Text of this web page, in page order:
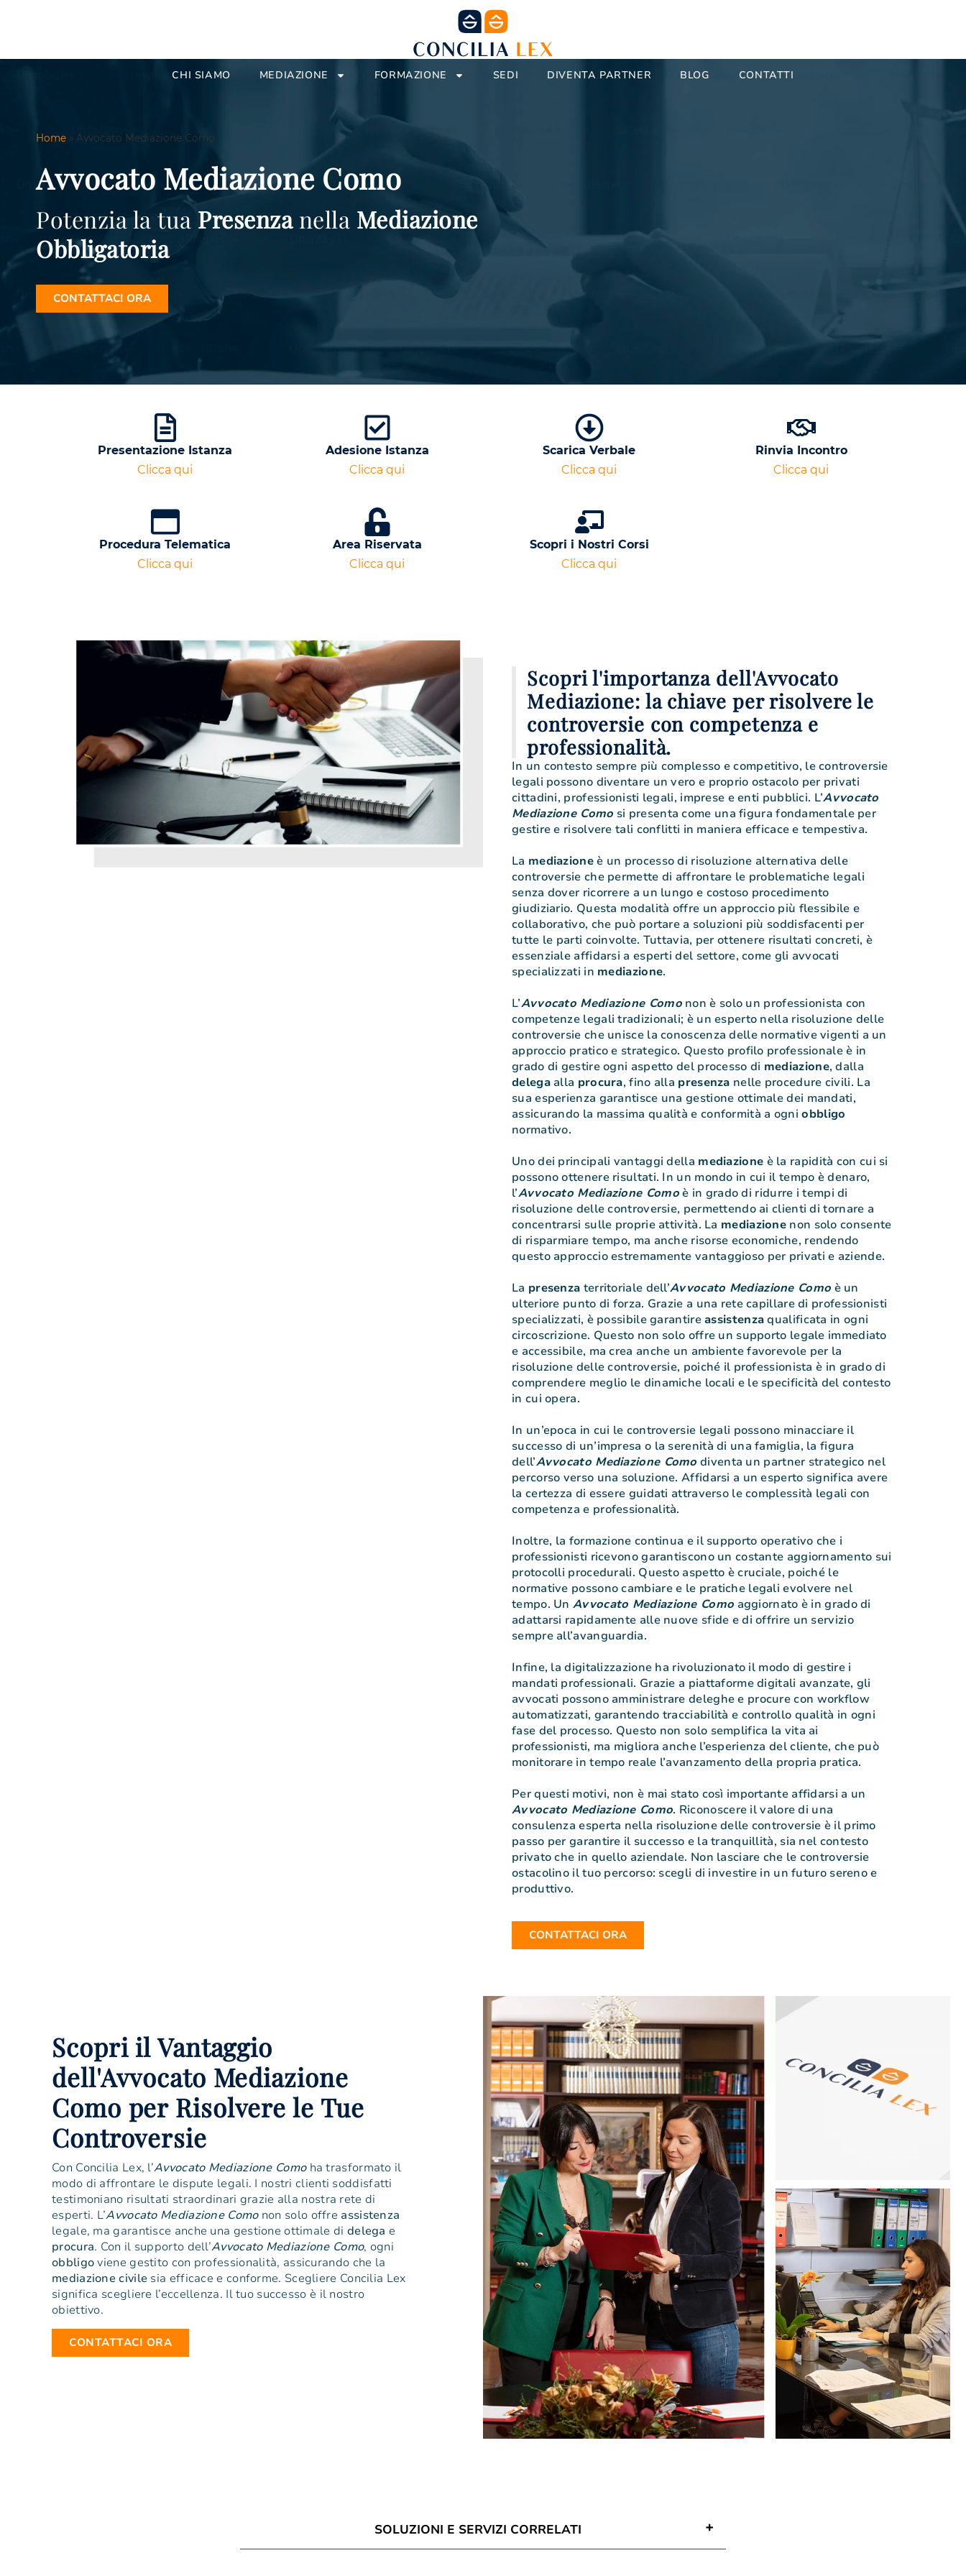
CHI SIAMO MEDIAZIONE FORMAZIONE SEDI DIVENTA PARTNER BLOG CONTATTI
Home » Avvocato Mediazione Como
Avvocato Mediazione Como
Potenzia la tua Presenzanella Mediazione
Obbligatoria
CONTATTACI ORA
Presentazione Istanza
Clicca qui
Adesione Istanza
Clicca qui
Scarica Verbale
Clicca qui
Rinvia Incontro
Clicca qui
Procedura Telematica
Clicca qui
Area Riservata
Clicca qui
Scopri i Nostri Corsi
Clicca qui
Scopri l'importanza dell'Avvocato
Mediazione: la chiave per risolvere le
controversie con competenza e
professionalità.
In un contesto sempre più complesso e competitivo, le controversie
legali possono diventare un vero e proprio ostacolo per privati
cittadini, professionisti legali, imprese e enti pubblici. L’Avvocato
Mediazione Como si presenta come una figura fondamentale per
gestire e risolvere tali conflitti in maniera efficace e tempestiva.
La mediazioneè un processo di risoluzione alternativa delle
controversie che permette di affrontare le problematiche legali
senza dover ricorrere a un lungo e costoso procedimento
giudiziario. Questa modalità offre un approccio più flessibile e
collaborativo, che può portare a soluzioni più soddisfacenti per
tutte le parti coinvolte. Tuttavia, per ottenere risultati concreti, è
essenziale affidarsi a esperti del settore, come gli avvocati
specializzati in mediazione.
L’Avvocato Mediazione Comonon è solo un professionista con
competenze legali tradizionali; è un esperto nella risoluzione delle
controversie che unisce la conoscenza delle normative vigenti a un
approccio pratico e strategico. Questo profilo professionale è in
grado di gestire ogni aspetto del processo di mediazione, dalla
delegaalla procura, fino alla presenza nelle procedure civili. La
sua esperienza garantisce una gestione ottimale dei mandati,
assicurando la massima qualità e conformità a ogniobbligo
normativo.
Uno dei principali vantaggi della mediazione è la rapidità con cui si
possono ottenere risultati. In un mondo in cui il tempo è denaro,
l’Avvocato Mediazione Comoè in grado di ridurre i tempi di
risoluzione delle controversie, permettendo ai clienti di tornare a
concentrarsi sulle proprie attività. La mediazione non solo consente
di risparmiare tempo, ma anche risorse economiche, rendendo
questo approccio estremamente vantaggioso per privati e aziende.
La presenza territoriale dell’Avvocato Mediazione Como è un
ulteriore punto di forza. Grazie a una rete capillare di professionisti
specializzati, è possibile garantireassistenzaqualificata in ogni
circoscrizione. Questo non solo offre un supporto legale immediato
e accessibile, ma crea anche un ambiente favorevole per la
risoluzione delle controversie, poiché il professionista è in grado di
comprendere meglio le dinamiche locali e le specificità del contesto
in cui opera.
In un’epoca in cui le controversie legali possono minacciare il
successo di un’impresa o la serenità di una famiglia, la figura
dell’Avvocato Mediazione Como diventa un partner strategico nel
percorso verso una soluzione. Affidarsi a un esperto significa avere
la certezza di essere guidati attraverso le complessità legali con
competenza e professionalità.
Inoltre, la formazione continua e il supporto operativo che i
professionisti ricevono garantiscono un costante aggiornamento sui
protocolli procedurali. Questo aspetto è cruciale, poiché le
normative possono cambiare e le pratiche legali evolvere nel
tempo. UnAvvocato Mediazione Como aggiornato è in grado di
adattarsi rapidamente alle nuove sfide e di offrire un servizio
sempre all’avanguardia.
Infine, la digitalizzazione ha rivoluzionato il modo di gestire i
mandati professionali. Grazie a piattaforme digitali avanzate, gli
avvocati possono amministrare deleghe e procure con workflow
automatizzati, garantendo tracciabilità e controllo qualità in ogni
fase del processo. Questo non solo semplifica la vita ai
professionisti, ma migliora anche l’esperienza del cliente, che può
monitorare in tempo reale l’avanzamento della propria pratica.
Per questi motivi, non è mai stato così importante affidarsi a un
Avvocato Mediazione Como. Riconoscere il valore di una
consulenza esperta nella risoluzione delle controversie è il primo
passo per garantire il successo e la tranquillità, sia nel contesto
privato che in quello aziendale. Non lasciare che le controversie
ostacolino il tuo percorso: scegli di investire in un futuro sereno e
produttivo.
CONTATTACI ORA
Scopri il Vantaggio
dell'Avvocato Mediazione
Como per Risolvere le Tue
Controversie
Con Concilia Lex, l’Avvocato Mediazione Comoha trasformato il
modo di affrontare le dispute legali. I nostri clienti soddisfatti
testimoniano risultati straordinari grazie alla nostra rete di
esperti. L’Avvocato Mediazione Comonon solo offre assistenza
legale, ma garantisce anche una gestione ottimale di delega e
procura. Con il supporto dell’Avvocato Mediazione Como, ogni
obbligoviene gestito con professionalità, assicurando che la
mediazionecivile sia efficace e conforme. Scegliere Concilia Lex
significa scegliere l’eccellenza. Il tuo successo è il nostro
obiettivo.
CONTATTACI ORA
SOLUZIONI E SERVIZI CORRELATI